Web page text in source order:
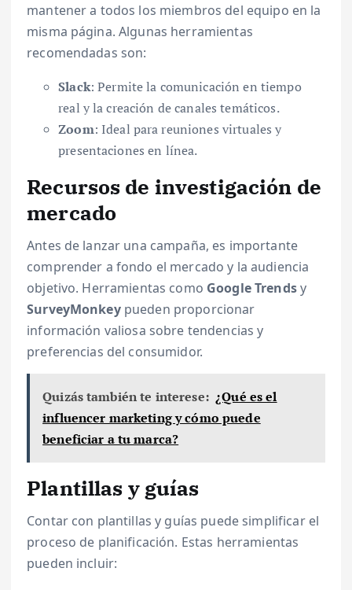
mantener a todos los miembros del equipo en la
misma página. Algunas herramientas
recomendadas son:
Slack: Permite la comunicación en tiempo
real y la creación de canales temáticos.
Zoom: Ideal para reuniones virtuales y
presentaciones en línea.
Recursos de investigación de
mercado
Antes de lanzar una campaña, es importante
comprender a fondo el mercado y la audiencia
objetivo. Herramientas como Google Trendsy
SurveyMonkeypueden proporcionar
información valiosa sobre tendencias y
preferencias del consumidor.
Quizás también te interese: ¿Qué es el
influencer marketing y cómo puede
beneficiar a tu marca?
Plantillas y guías
Contar con plantillas y guías puede simplificar el
proceso de planificación. Estas herramientas
pueden incluir: